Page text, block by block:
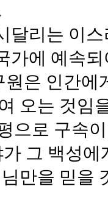
달리는 이
가에 예속
원은 인간
오는 것임
으로 구속
그 백성
만을 믿을